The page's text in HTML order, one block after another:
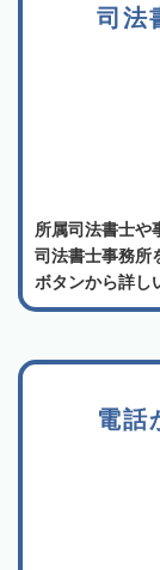
司法
所属司法書士や
司法書士事務所
ボタンから詳し
電話